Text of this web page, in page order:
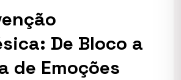
De Bloco a
de Emoções